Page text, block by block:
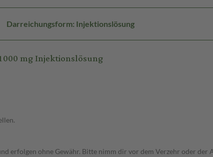
Darreichungsform: Injektionslösung
mg Injektionslösung
erfolgen ohne Gewähr. Bitte nimm dir vor dem Verzehr oder